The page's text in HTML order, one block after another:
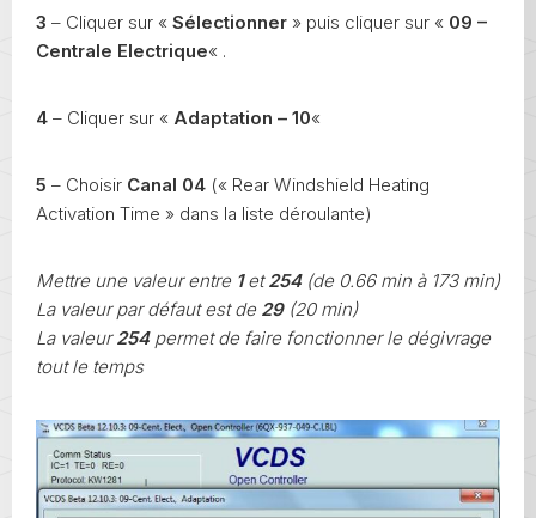
3 – Cliquer sur « Sélectionner » puis cliquer sur « 09 –
Centrale Electrique« .
4 – Cliquer sur « Adaptation – 10«
5 – Choisir Canal 04 (« Rear Windshield Heating
Activation Time » dans la liste déroulante)
Mettre une valeur entre 1et254(de 0.66 min à 173 min)
La valeur par défaut est de 29(20 min)
La valeur254permet de faire fonctionner le dégivrage
tout le temps